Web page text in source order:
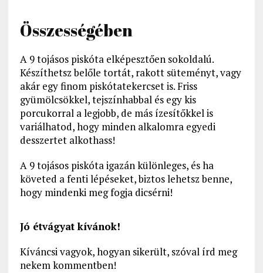
Összességében
A 9 tojásos piskóta elképesztően sokoldalú.
Készíthetsz belőle tortát, rakott süteményt, vagy
akár egy finom piskótatekercset is. Friss
gyümölcsökkel, tejszínhabbal és egy kis
porcukorral a legjobb, de más ízesítőkkel is
variálhatod, hogy minden alkalomra egyedi
desszertet alkothass!
A 9 tojásos piskóta igazán különleges, és ha
követed a fenti lépéseket, biztos lehetsz benne,
hogy mindenki meg fogja dicsérni!
Jó étvágyat kívánok!
Kíváncsi vagyok, hogyan sikerült, szóval írd meg
nekem kommentben!